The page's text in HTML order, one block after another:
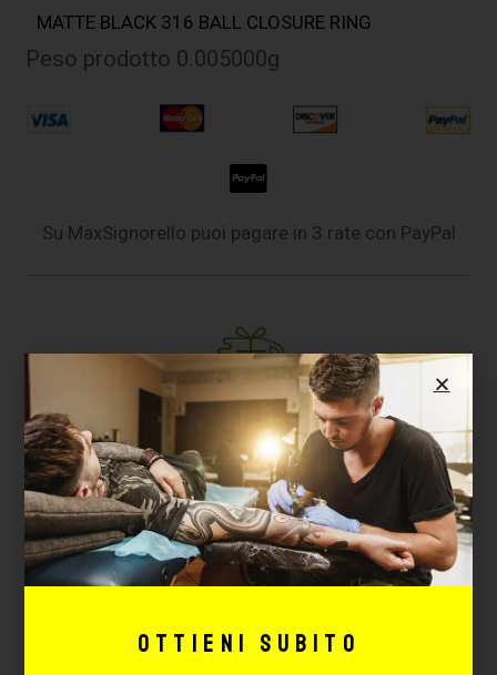
MATTE BLACK 316 BALL CLOSURE RING
Peso prodotto 0.005000g
Su MaxSignorello puoi pagare in 3 rate con PayPal
Spedizione gratuita per ordini superiori a €129,00
Prodotti certificati
Pagamenti sicuri e garantiti
Ottieni subito